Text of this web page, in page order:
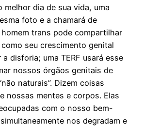
melhor dia de sua vida, uma
foto e a chamará de
homem trans pode compartilhar
seu crescimento genital
disforia; uma TERF usará esse
nossos órgãos genitais de
naturais”. Dizem coisas
nossas mentes e corpos. Elas
com o nosso bem-
nos degradam e